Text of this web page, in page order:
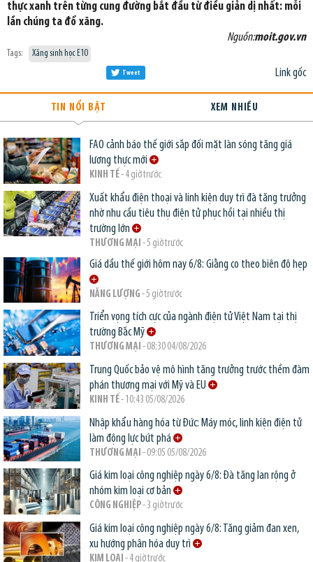
thực xanh trên từng cung đường bắt đầu từ điều giản dị nhất: mỗi
lần chúng ta đổ xăng.
Nguồn:moit.gov.vn
Tags: Xăng sinh học E10
Link gốc
Tweet
TIN NỔI BẬT XEM NHIỀU
FAO cảnh báo thế giới sắp đối mặt làn sóng tăng giá
lương thực mới
KINH TẾ- 4 giờ trước
Xuất khẩu điện thoại và linh kiện duy trì đà tăng trưởng
nhờ nhu cầu tiêu thụ điện tử phục hồi tại nhiều thị
trường lớn
THƯƠNG MẠI - 5 giờ trước
Giá dầu thế giới hôm nay 6/8: Giằng co theo biên độ hẹp
NĂNG LƯỢNG - 5 giờ trước
Triển vọng tích cực của ngành điện tử Việt Nam tại thị
trường Bắc Mỹ
THƯƠNG MẠI - 08:30 04/08/2026
Trung Quốc bảo vệ mô hình tăng trưởng trước thềm đàm
phán thương mại với Mỹ và EU
KINH TẾ- 10:43 05/08/2026
Nhập khẩu hàng hóa từ Đức: Máy móc, linh kiện điện tử
làm động lực bứt phá
THƯƠNG MẠI - 09:05 05/08/2026
Giá kim loại công nghiệp ngày 6/8: Đà tăng lan rộng ở
nhóm kim loại cơ bản
CÔNG NGHIỆP- 3 giờ trước
Giá kim loại công nghiệp ngày 6/8: Tăng giảm đan xen,
xu hướng phân hóa duy trì
KIM LOẠI - 4 giờ trước